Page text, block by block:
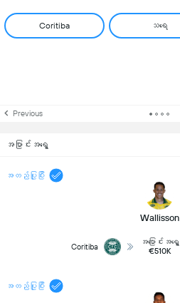
Coritiba သရေ
Previous
အပြာင်းအရွေ့
အတည်ပြုပြီး
Wallisson
Coritiba
အပြောင်းအရွှေ့
€510K
အတည်ပြုပြီး